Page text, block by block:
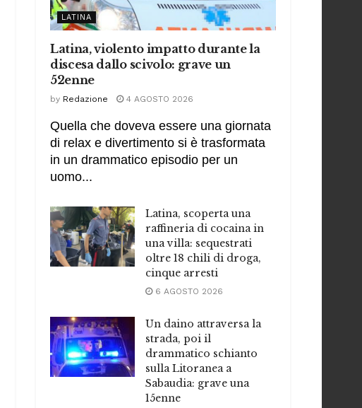
LATINA
Latina, violento impatto durante la
discesa dallo scivolo: grave un
52enne
by Redazione 4 AGOSTO 2026
Quella che doveva essere una giornata
di relax e divertimento si è trasformata
in un drammatico episodio per un
uomo...
Latina, scoperta una
raffineria di cocaina in
una villa: sequestrati
oltre 18 chili di droga,
cinque arresti
6 AGOSTO 2026
Un daino attraversa la
strada, poi il
drammatico schianto
sulla Litoranea a
Sabaudia: grave una
15enne